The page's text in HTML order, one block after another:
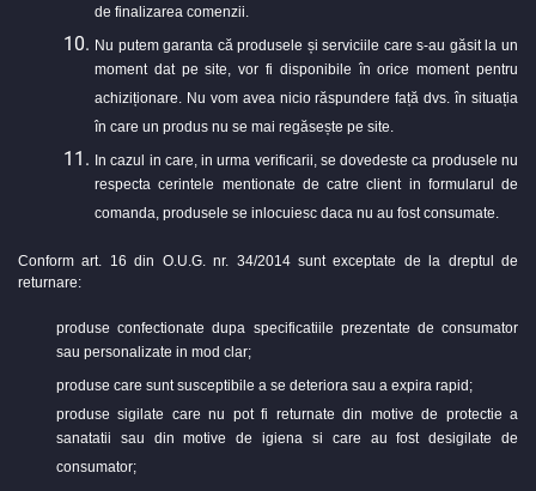
de finalizarea comenzii.
Nu putem garanta că produsele și serviciile care s-au găsit la un
moment dat pe site, vor fi disponibile în orice moment pentru
achiziționare. Nu vom avea nicio răspundere față dvs. în situația
în care un produs nu se mai regăsește pe site.
In cazul in care, in urma verificarii, se dovedeste ca produsele nu
respecta cerintele mentionate de catre client in formularul de
comanda, produsele se inlocuiesc daca nu au fost consumate.
Conform art. 16 din O.U.G. nr. 34/2014 sunt exceptate de la dreptul de
returnare:
produse confectionate dupa specificatiile prezentate de consumator
sau personalizate in mod clar;
produse care sunt susceptibile a se deteriora sau a expira rapid;
produse sigilate care nu pot fi returnate din motive de protectie a
sanatatii sau din motive de igiena si care au fost desigilate de
consumator;